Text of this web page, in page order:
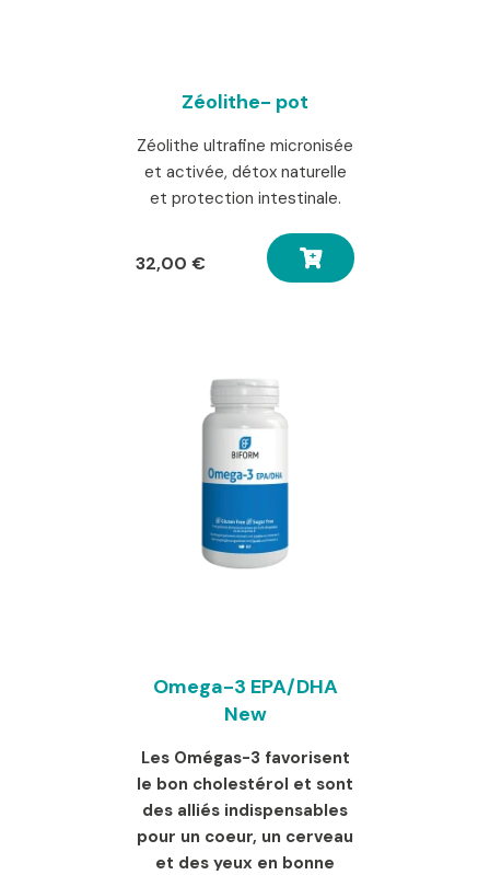
Zéolithe- pot
Zéolithe ultrafine micronisée
et activée, détox naturelle
et protection intestinale.
32,00 €
Omega-3 EPA/DHA
New
Les Omégas-3 favorisent
le bon cholestérol et sont
des alliés indispensables
pour un coeur, un cerveau
et des yeux en bonne